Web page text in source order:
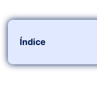
Índice
¿Qué es